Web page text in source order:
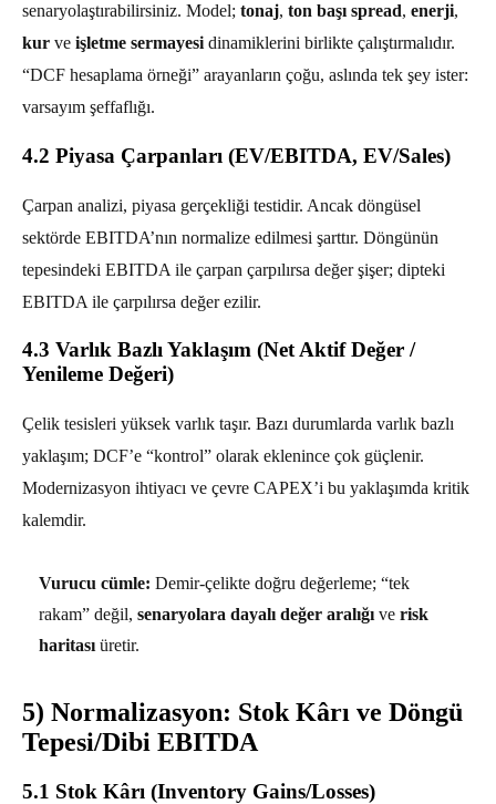
senaryolaştırabilirsiniz. Model; tonaj, ton başı spread, enerji,
kur ve işletme sermayesi dinamiklerini birlikte çalıştırmalıdır.
“DCF hesaplama örneği” arayanların çoğu, aslında tek şey ister:
varsayım şeffaflığı.
4.2 Piyasa Çarpanları (EV/EBITDA, EV/Sales)
Çarpan analizi, piyasa gerçekliği testidir. Ancak döngüsel
sektörde EBITDA’nın normalize edilmesi şarttır. Döngünün
tepesindeki EBITDA ile çarpan çarpılırsa değer şişer; dipteki
EBITDA ile çarpılırsa değer ezilir.
4.3 Varlık Bazlı Yaklaşım (Net Aktif Değer /
Yenileme Değeri)
Çelik tesisleri yüksek varlık taşır. Bazı durumlarda varlık bazlı
yaklaşım; DCF’e “kontrol” olarak eklenince çok güçlenir.
Modernizasyon ihtiyacı ve çevre CAPEX’i bu yaklaşımda kritik
kalemdir.
Vurucu cümle: Demir-çelikte doğru değerleme; “tek
rakam” değil, senaryolara dayalı değer aralığı ve risk
haritası üretir.
5) Normalizasyon: Stok Kârı ve Döngü
Tepesi/Dibi EBITDA
5.1 Stok Kârı (Inventory Gains/Losses)